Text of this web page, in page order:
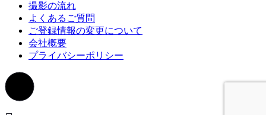
撮影の流れ
よくあるご質問
ご登録情報の変更について
会社概要
プライバシーポリシー